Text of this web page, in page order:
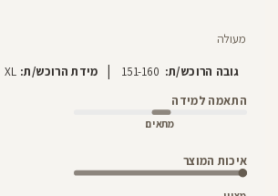
מעולה
גובה הרוכש/ת: 151-160 מידת הרוכש/ת: XL
התאמה למידה
מתאים
איכות המוצר